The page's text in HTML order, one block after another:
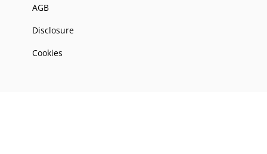
AGB
Disclosure
Cookies